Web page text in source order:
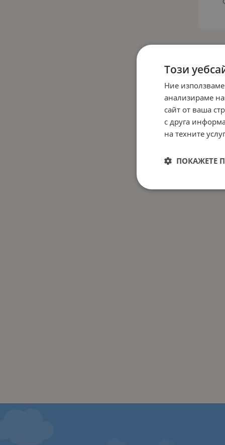
Този
Ние
анализираме
сайт от ваша
с друга
на техните
ПОКАЖЕТЕ